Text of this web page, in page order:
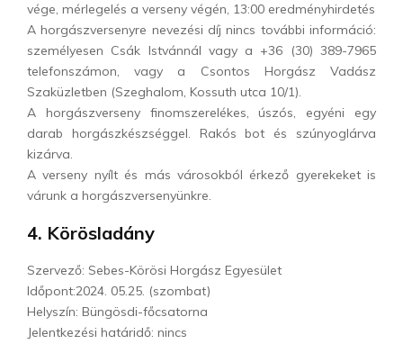
vége, mérlegelés a verseny végén, 13:00 eredményhirdetés
A horgászversenyre nevezési díj nincs további információ:
személyesen Csák Istvánnál vagy a +36 (30) 389-7965
telefonszámon, vagy a Csontos Horgász Vadász
Szaküzletben (Szeghalom, Kossuth utca 10/1).
A horgászverseny finomszerelékes, úszós, egyéni egy
darab horgászkészséggel. Rakós bot és szúnyoglárva
kizárva.
A verseny nyílt és más városokból érkező gyerekeket is
várunk a horgászversenyünkre.
4. Körösladány
Szervező: Sebes-Körösi Horgász Egyesület
Időpont:2024. 05.25. (szombat)
Helyszín: Büngösdi-főcsatorna
Jelentkezési határidő: nincs